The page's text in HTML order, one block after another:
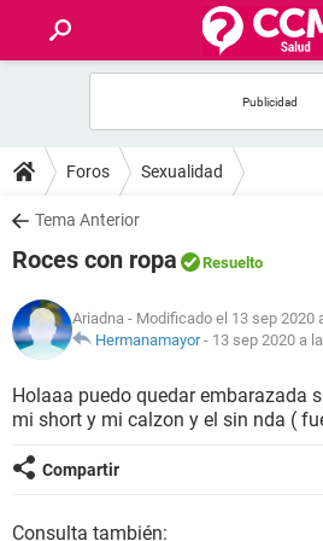
FOROS
SALUD
NUTRICIÓN
BIENESTAR
SEXUALIDAD
GLOSARIO
Foros Sexualidad
Tema Anterior
Roces con ropa Resuelto
Ariadna - Modificado el 13 sep 2020
Hermanamayor- 13 sep 2020 a
Holaaa puedo quedar embarazada
mi short y mi calzon y el sin nda (
Compartir
Consulta también: